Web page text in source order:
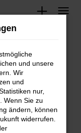
können:
deine
und unsere
Wir
und
nur,
Wenn Sie zu
ändern, können
widerrufen.